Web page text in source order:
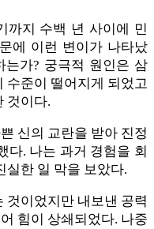
까지 수백 년 사이에 민
에 이런 변이가 나타났
는가? 궁극적 원인은 삼
수준이 떨어지게 되었고
것이다.
신의 교란을 받아 진정
다. 나는 과거 경험을 회
실한 일 막을 보았다.
것이었지만 내보낸 공력
힘이 상쇄되었다. 나중